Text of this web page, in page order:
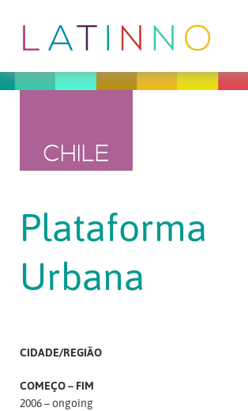
CHILE
Plataforma
Urbana
CIDADE/REGIÃO
COMEÇO – FIM
2006 – ongoing